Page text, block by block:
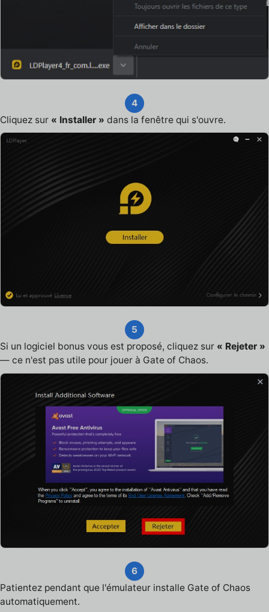
4
Cliquez sur « Installer » dans la fenêtre qui s'ouvre.
5
Si un logiciel bonus vous est proposé, cliquez sur « Rejeter »
— ce n'est pas utile pour jouer à Gate of Chaos.
6
Patientez pendant que l'émulateur installe Gate of Chaos
automatiquement.